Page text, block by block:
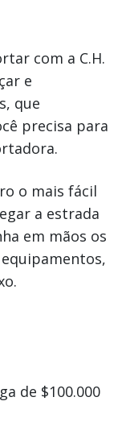
com a C.H.
e
que
precisa para
o mais fácil
a estrada
em mãos os
de $100.000